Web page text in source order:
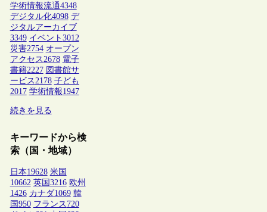
学術情報流通4348
デジタル化4098 デ
ジタルアーカイブ
3349 イベント 3012
災害2754 オープン
アクセス 2678 電子
書籍2227 図書館サ
ービス 2178 子ども
2017 学術情報1947
続きを見る
キーワードから検
索（国・地域）
日本19628 米国
10662 英国 3216 欧州
1426 カナダ1069 韓
国 950 フランス 720